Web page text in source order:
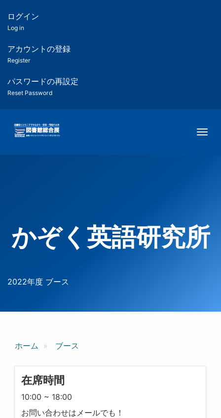
ツ
匿
名
ユ
ー
ー
用
メ
ログイン
Log in
アカウントの登録
Register
パスワードの再設定
Reset Password
かぞく英語研究所
2022年度 ブース
ホーム ブース
在席時間
10:00 ~ 18:00
お問い合わせはメールでも！